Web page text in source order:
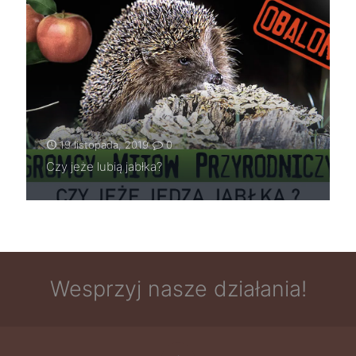
19 listopada, 2019 0
Czy jeże lubią jabłka?
Wesprzyj nasze działania!